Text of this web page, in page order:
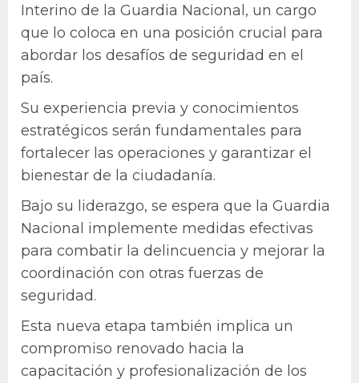
Interino de la Guardia Nacional, un cargo
que lo coloca en una posición crucial para
abordar los desafíos de seguridad en el
país.
Su experiencia previa y conocimientos
estratégicos serán fundamentales para
fortalecer las operaciones y garantizar el
bienestar de la ciudadanía.
Bajo su liderazgo, se espera que la Guardia
Nacional implemente medidas efectivas
para combatir la delincuencia y mejorar la
coordinación con otras fuerzas de
seguridad.
Esta nueva etapa también implica un
compromiso renovado hacia la
capacitación y profesionalización de los